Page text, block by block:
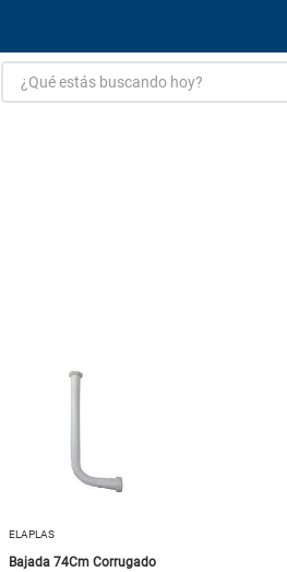
¿Qué estás buscando hoy?
ELAPLAS
Bajada 74Cm Corrugado
porcelanato
generador